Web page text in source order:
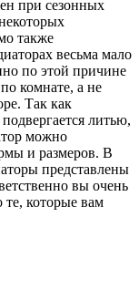
при сезонных
также
весьма мало
по этой причине
комнате, а не
Так как
литью,
можно
и размеров. В
представлены
вы очень
которые вам